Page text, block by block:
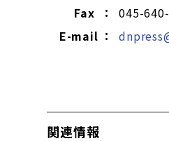
Fax ：
045-
E-mail ：
関連情報